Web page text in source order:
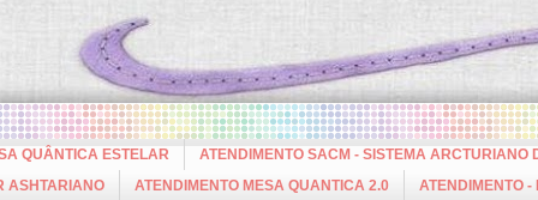
QUÂNTICA ESTELAR
ATENDIMENTO SACM - SISTEMA ARCTURIANO
ASHTARIANO
ATENDIMENTO MESA QUANTICA 2.0
ATENDIMENTO